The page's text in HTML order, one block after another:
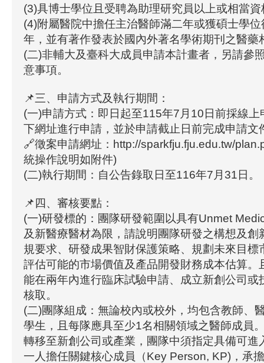
(3)具博士學位且受聘為助理研究員以上或相當
(4)附屬醫院中擔任主治醫師滿二年或獲碩士學
年，並有著作發表於國內外著名學術期刊之醫藥
(二)非輔大及臺科大成員申請本計畫者，另請參
意事項。
📌三、申請方式及執行期間：
(一)申請方式：即日起至115年7月10日前採線上
下網址進行申請，並於申請截止日前完成申請文
🔗徵案申請網址：http://sparkfju.fju.edu.tw/
統操作說明如附件)
(二)執行期間：自公告錄取日至116年7月31日。
📌四、審核要點：
(一)研發標的：團隊研發範圍以具有Unmet
及新醫療醫材為限，請說明團隊研發之構想及創
規要求、研發成果智財保護策略、規劃未來目標
評估可能的市場價值及產品開發財務成本估算。
能在兩年內進行臨床試驗申請、成立新創公司或
核取。
(二)團隊組成：無論校內或校外，均包含教師、
學生，且每隊應具至少1名相關領域之醫師成員
轉移至新創公司或產業，團隊中須指定具備可進
一人擔任關鍵核心成員（Key Person, KP)，承